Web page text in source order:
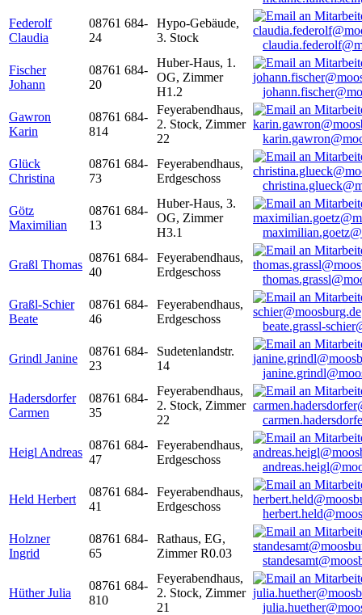
Federolf
Claudia
08761 684-
24
Hypo-Gebäude,
3. Stock
Fischer
Johann
08761 684-
20
Huber-Haus, 1.
OG, Zimmer
H1.2
Gawron
Karin
08761 684-
814
Feyerabendhaus,
2. Stock, Zimmer
22
Glück
Christina
08761 684-
73
Feyerabendhaus,
Erdgeschoss
Götz
Maximilian
08761 684-
13
Huber-Haus, 3.
OG, Zimmer
H3.1
Graßl Thomas
08761 684-
40
Feyerabendhaus,
Erdgeschoss
Graßl-Schier
Beate
08761 684-
46
Feyerabendhaus,
Erdgeschoss
beate.grassl-
Grindl Janine
08761 684-
23
Sudetenlandstr.
14
Hadersdorfer
Carmen
08761 684-
35
Feyerabendhaus,
2. Stock, Zimmer
22
Heigl Andreas
08761 684-
47
Feyerabendhaus,
Erdgeschoss
Held Herbert
08761 684-
41
Feyerabendhaus,
Erdgeschoss
Holzner
Ingrid
08761 684-
65
Rathaus, EG,
Zimmer R0.03
Hüther Julia
08761 684-
810
Feyerabendhaus,
2. Stock, Zimmer
21